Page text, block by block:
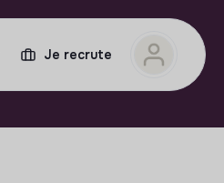
Je recrute